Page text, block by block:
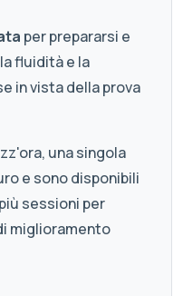
per prepararsi e
fluidità e la
in vista della prova
una singola
e sono disponibili
sessioni per
miglioramento